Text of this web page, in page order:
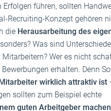
führen, sollten
Recruiting-Konzept gehören
die Herausarbeitung des
Was sind
Wer es nicht
erhalten. Denn
wirklich attraktiv ist
sollten zum Beispiel echte
guten Arbeitgeber machen